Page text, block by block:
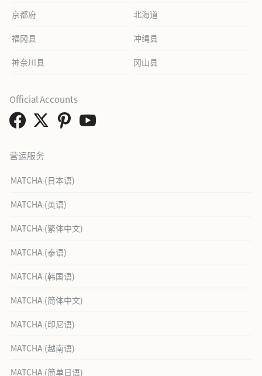
京都府 北海道
福冈县 冲绳县
神奈川县 冈山县
营运服务
MATCHA (日本语)
MATCHA (英语)
MATCHA (繁体中文)
MATCHA (泰语)
MATCHA (韩国语)
MATCHA (简体中文)
MATCHA (印尼语)
MATCHA (越南语)
MATCHA (简单日语)
Official Accounts